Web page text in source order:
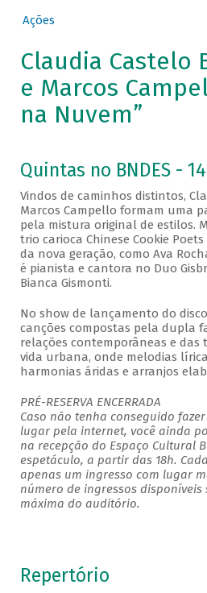
Ações
Claudia Castelo
e Marcos
na Nuvem”
Quintas no BNDES -
Vindos de caminhos distintos,
Marcos Campello formam uma
pela mistura original de estilos.
trio carioca Chinese Cookie
da nova geração, como Ava
é pianista e cantora no Duo
Bianca Gismonti.
No show de lançamento do disco
canções compostas pela dupla
relações contemporâneas e das
vida urbana, onde melodias
harmonias áridas e arranjos
PRÉ-RESERVA ENCERRADA
Caso não tenha conseguido
lugar pela internet, você ainda
na recepção do Espaço Cultural
espetáculo, a partir das 18h.
apenas um ingresso com lugar
número de ingressos
máxima do auditório.
Repertório